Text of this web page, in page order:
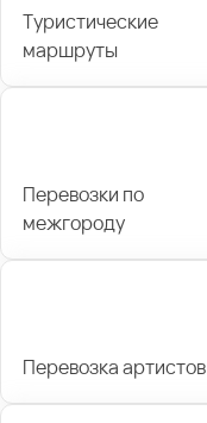
Туристические
маршруты
Перевозки по
межгороду
Перевозка артистов